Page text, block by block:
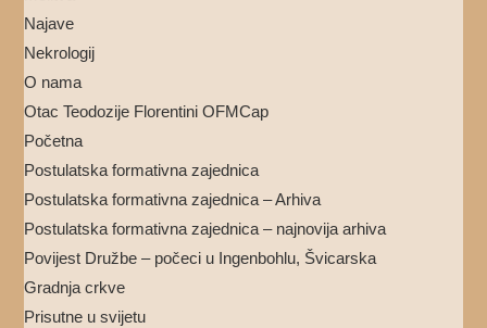
Najave
Nekrologij
O nama
Otac Teodozije Florentini OFMCap
Početna
Postulatska formativna zajednica
Postulatska formativna zajednica – Arhiva
Postulatska formativna zajednica – najnovija arhiva
Povijest Družbe – počeci u Ingenbohlu, Švicarska
Gradnja crkve
Prisutne u svijetu